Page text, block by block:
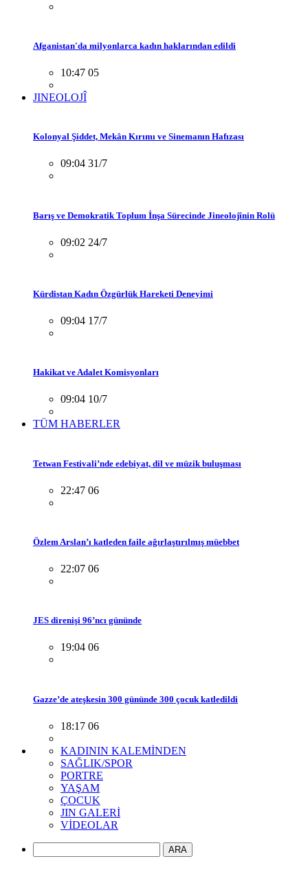
Afganistan'da milyonlarca kadın haklarından edildi
10:47 05
JINEOLOJÎ
Kolonyal Şiddet, Mekân Kırımı ve Sinemanın Hafızası
09:04 31/7
Barış ve Demokratik Toplum İnşa Sürecinde Jineolojînin Rolü
09:02 24/7
Kürdistan Kadın Özgürlük Hareketi Deneyimi
09:04 17/7
Hakikat ve Adalet Komisyonları
09:04 10/7
TÜM HABERLER
Tetwan Festivali’nde edebiyat, dil ve müzik buluşması
22:47 06
Özlem Arslan’ı katleden faile ağırlaştırılmış müebbet
22:07 06
JES direnişi 96’ncı gününde
19:04 06
Gazze’de ateşkesin 300 gününde 300 çocuk katledildi
18:17 06
KADININ KALEMİNDEN
SAĞLIK/SPOR
PORTRE
YAŞAM
ÇOCUK
JIN GALERİ
VİDEOLAR
ARA